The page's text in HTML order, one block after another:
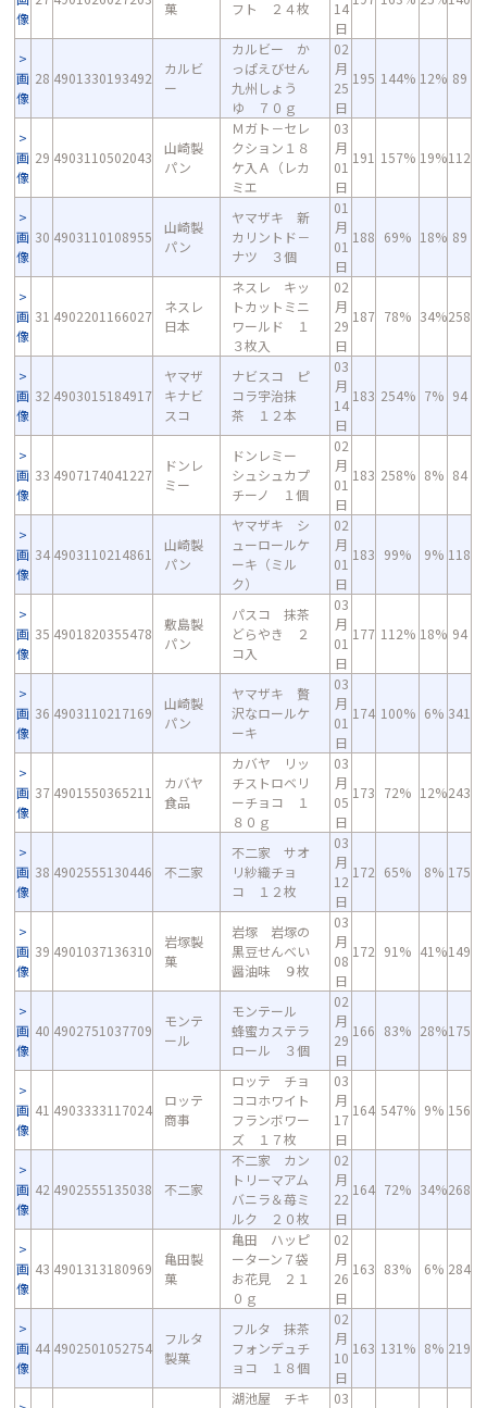
像
菓 フト ２４枚
14
日
画
像
28 4901330193492
カルビ
ー
カルビー か
っぱえびせん
九州しょう
ゆ ７０ｇ
02
月
25
日
195 144% 12% 89
画
像
29 4903110502043
山崎製
パン
Ｍガト－セレ
クション１８
ケ入Ａ（レカ
ミエ
03
月
01
日
191 157% 19%112
画
像
30 4903110108955
山崎製
パン
ヤマザキ 新
カリントド－
ナツ ３個
01
月
01
日
188 69% 18% 89
画
像
31 4902201166027
ネスレ
日本
ネスレ キッ
トカットミニ
ワールド １
３枚入
02
月
29
日
187 78% 34%258
画
像
32 4903015184917
ヤマザ
キナビ
スコ
ナビスコ ピ
コラ宇治抹
茶 １２本
03
月
14
日
183 254% 7% 94
画
像
33 4907174041227
ドンレ
ミー
ドンレミー
シュシュカプ
チーノ １個
02
月
01
日
183 258% 8% 84
画
像
34 4903110214861
山崎製
パン
ヤマザキ シ
ューロールケ
ーキ（ミル
ク）
02
月
01
日
183 99% 9% 118
画
像
35 4901820355478
敷島製
パン
パスコ 抹茶
どらやき ２
コ入
03
月
01
日
177 112% 18% 94
画
像
36 4903110217169
山崎製
パン
ヤマザキ 贅
沢なロールケ
ーキ
03
月
01
日
174 100% 6% 341
画
像
37 4901550365211
カバヤ
食品
カバヤ リッ
チストロベリ
ーチョコ １
８０ｇ
03
月
05
日
173 72% 12%243
画
像
38 4902555130446 不二家
不二家 サオ
リ紗織チョ
コ １２枚
03
月
12
日
172 65% 8% 175
画
像
39 4901037136310
岩塚製
菓
岩塚 岩塚の
黒豆せんべい
醤油味 ９枚
03
月
08
日
172 91% 41%149
画
像
40 4902751037709
モンテ
ール
モンテール
蜂蜜カステラ
ロール ３個
02
月
29
日
166 83% 28%175
画
像
41 4903333117024
ロッテ
商事
ロッテ チョ
ココホワイト
フランボワー
ズ １７枚
03
月
17
日
164 547% 9% 156
画
像
42 4902555135038 不二家
不二家 カン
トリーマアム
バニラ＆苺ミ
ルク ２０枚
02
月
22
日
164 72% 34%268
画
像
43 4901313180969
亀田製
菓
亀田 ハッピ
ーターン７袋
お花見 ２１
０ｇ
02
月
26
日
163 83% 6% 284
画
像
44 4902501052754
フルタ
製菓
フルタ 抹茶
フォンデュチ
ョコ １８個
02
月
10
日
163 131% 8% 219
湖池屋 チキ
03